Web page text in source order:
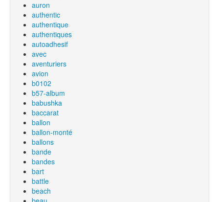
auron
authentic
authentique
authentiques
autoadhesif
avec
aventuriers
avion
b0102
b57-album
babushka
baccarat
ballon
ballon-monté
ballons
bande
bandes
bart
battle
beach